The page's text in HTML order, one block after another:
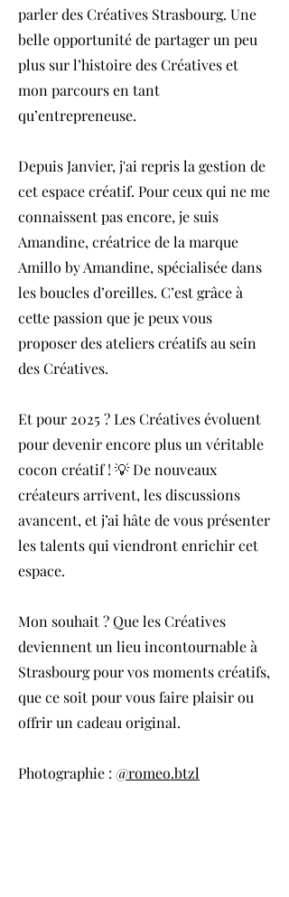
parler des Créatives Strasbourg. Une
belle opportunité de partager un peu
plus sur l’histoire des Créatives et
mon parcours en tant
qu’entrepreneuse.
Depuis Janvier, j'ai repris la gestion de
cet espace créatif. Pour ceux qui ne me
connaissent pas encore, je suis
Amandine, créatrice de la marque
Amillo by Amandine, spécialisée dans
les boucles d’oreilles. C’est grâce à
cette passion que je peux vous
proposer des ateliers créatifs au sein
des Créatives.
Et pour 2025 ? Les Créatives évoluent
pour devenir encore plus un véritable
cocon créatif ! 💡 De nouveaux
créateurs arrivent, les discussions
avancent, et j’ai hâte de vous présenter
les talents qui viendront enrichir cet
espace.
Mon souhait ? Que les Créatives
deviennent un lieu incontournable à
Strasbourg pour vos moments créatifs,
que ce soit pour vous faire plaisir ou
offrir un cadeau original.
Photographie : @romeo.btzl